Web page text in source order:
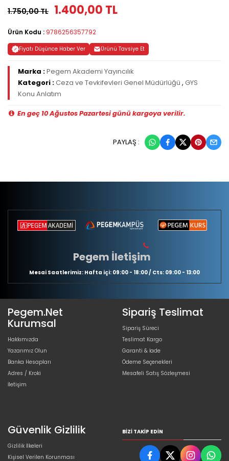
1.750,00 TL 1.400,00 TL
Ürün Kodu : 9786256357792
Fiyatı Düşünce Haber Ver Ürünü Tavsiye Et
Marka :Pegem Akademi Yayıncılık
Kategori :Ceza ve Tevkifevleri Genel Müdürlüğü , GYS
Konu Anlatım
En geç 10 Ağustos Pazartesi günü kargoya verilir.
PAYLAŞ :
Pegem İletişim
Mesai Saatlerimiz: Hafta içi: 09:00 - 18:00 / Cts: 09:00 - 13:00
Pegem.Net
Kurumsal
Hakkımızda
Yazarımız Olun
Banka Hesapları
Adres / Kroki
İletişim
Sipariş Teslimat
Sipariş Süreci
Teslimat Kargo
Garanti & İade
Ödeme Seçenekleri
Mesafeli Satış Sözleşmesi
Güvenlik Gizlilik
Gizlilik İlkeleri
Kişisel Verilen Korunması
BIZI TAKIP EDIN